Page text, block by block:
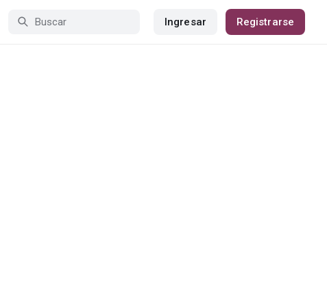
Ingresar Registrarse